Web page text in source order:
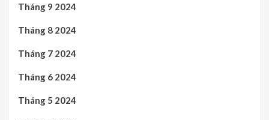
Tháng 9 2024
Tháng 8 2024
Tháng 7 2024
Tháng 6 2024
Tháng 5 2024